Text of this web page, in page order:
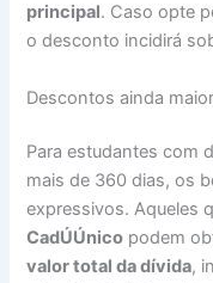
principal. Caso opte
o desconto incidirá
Descontos ainda
Para estudantes com
mais de 360 dias, os
expressivos. Aqueles
CadÚÚnico podem
valor total da dívida,